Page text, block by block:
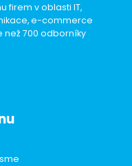
firem v oblasti IT,
e-commerce
než 700 odborníky